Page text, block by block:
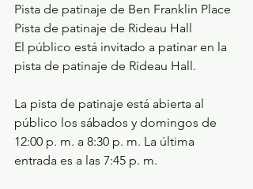
Pista de patinaje de Ben Franklin Place
Pista de patinaje de Rideau Hall
El público está invitado a patinar en la
pista de patinaje de Rideau Hall.
La pista de patinaje está abierta al
público los sábados y domingos de
12:00 p. m. a 8:30 p. m. La última
entrada es a las 7:45 p. m.